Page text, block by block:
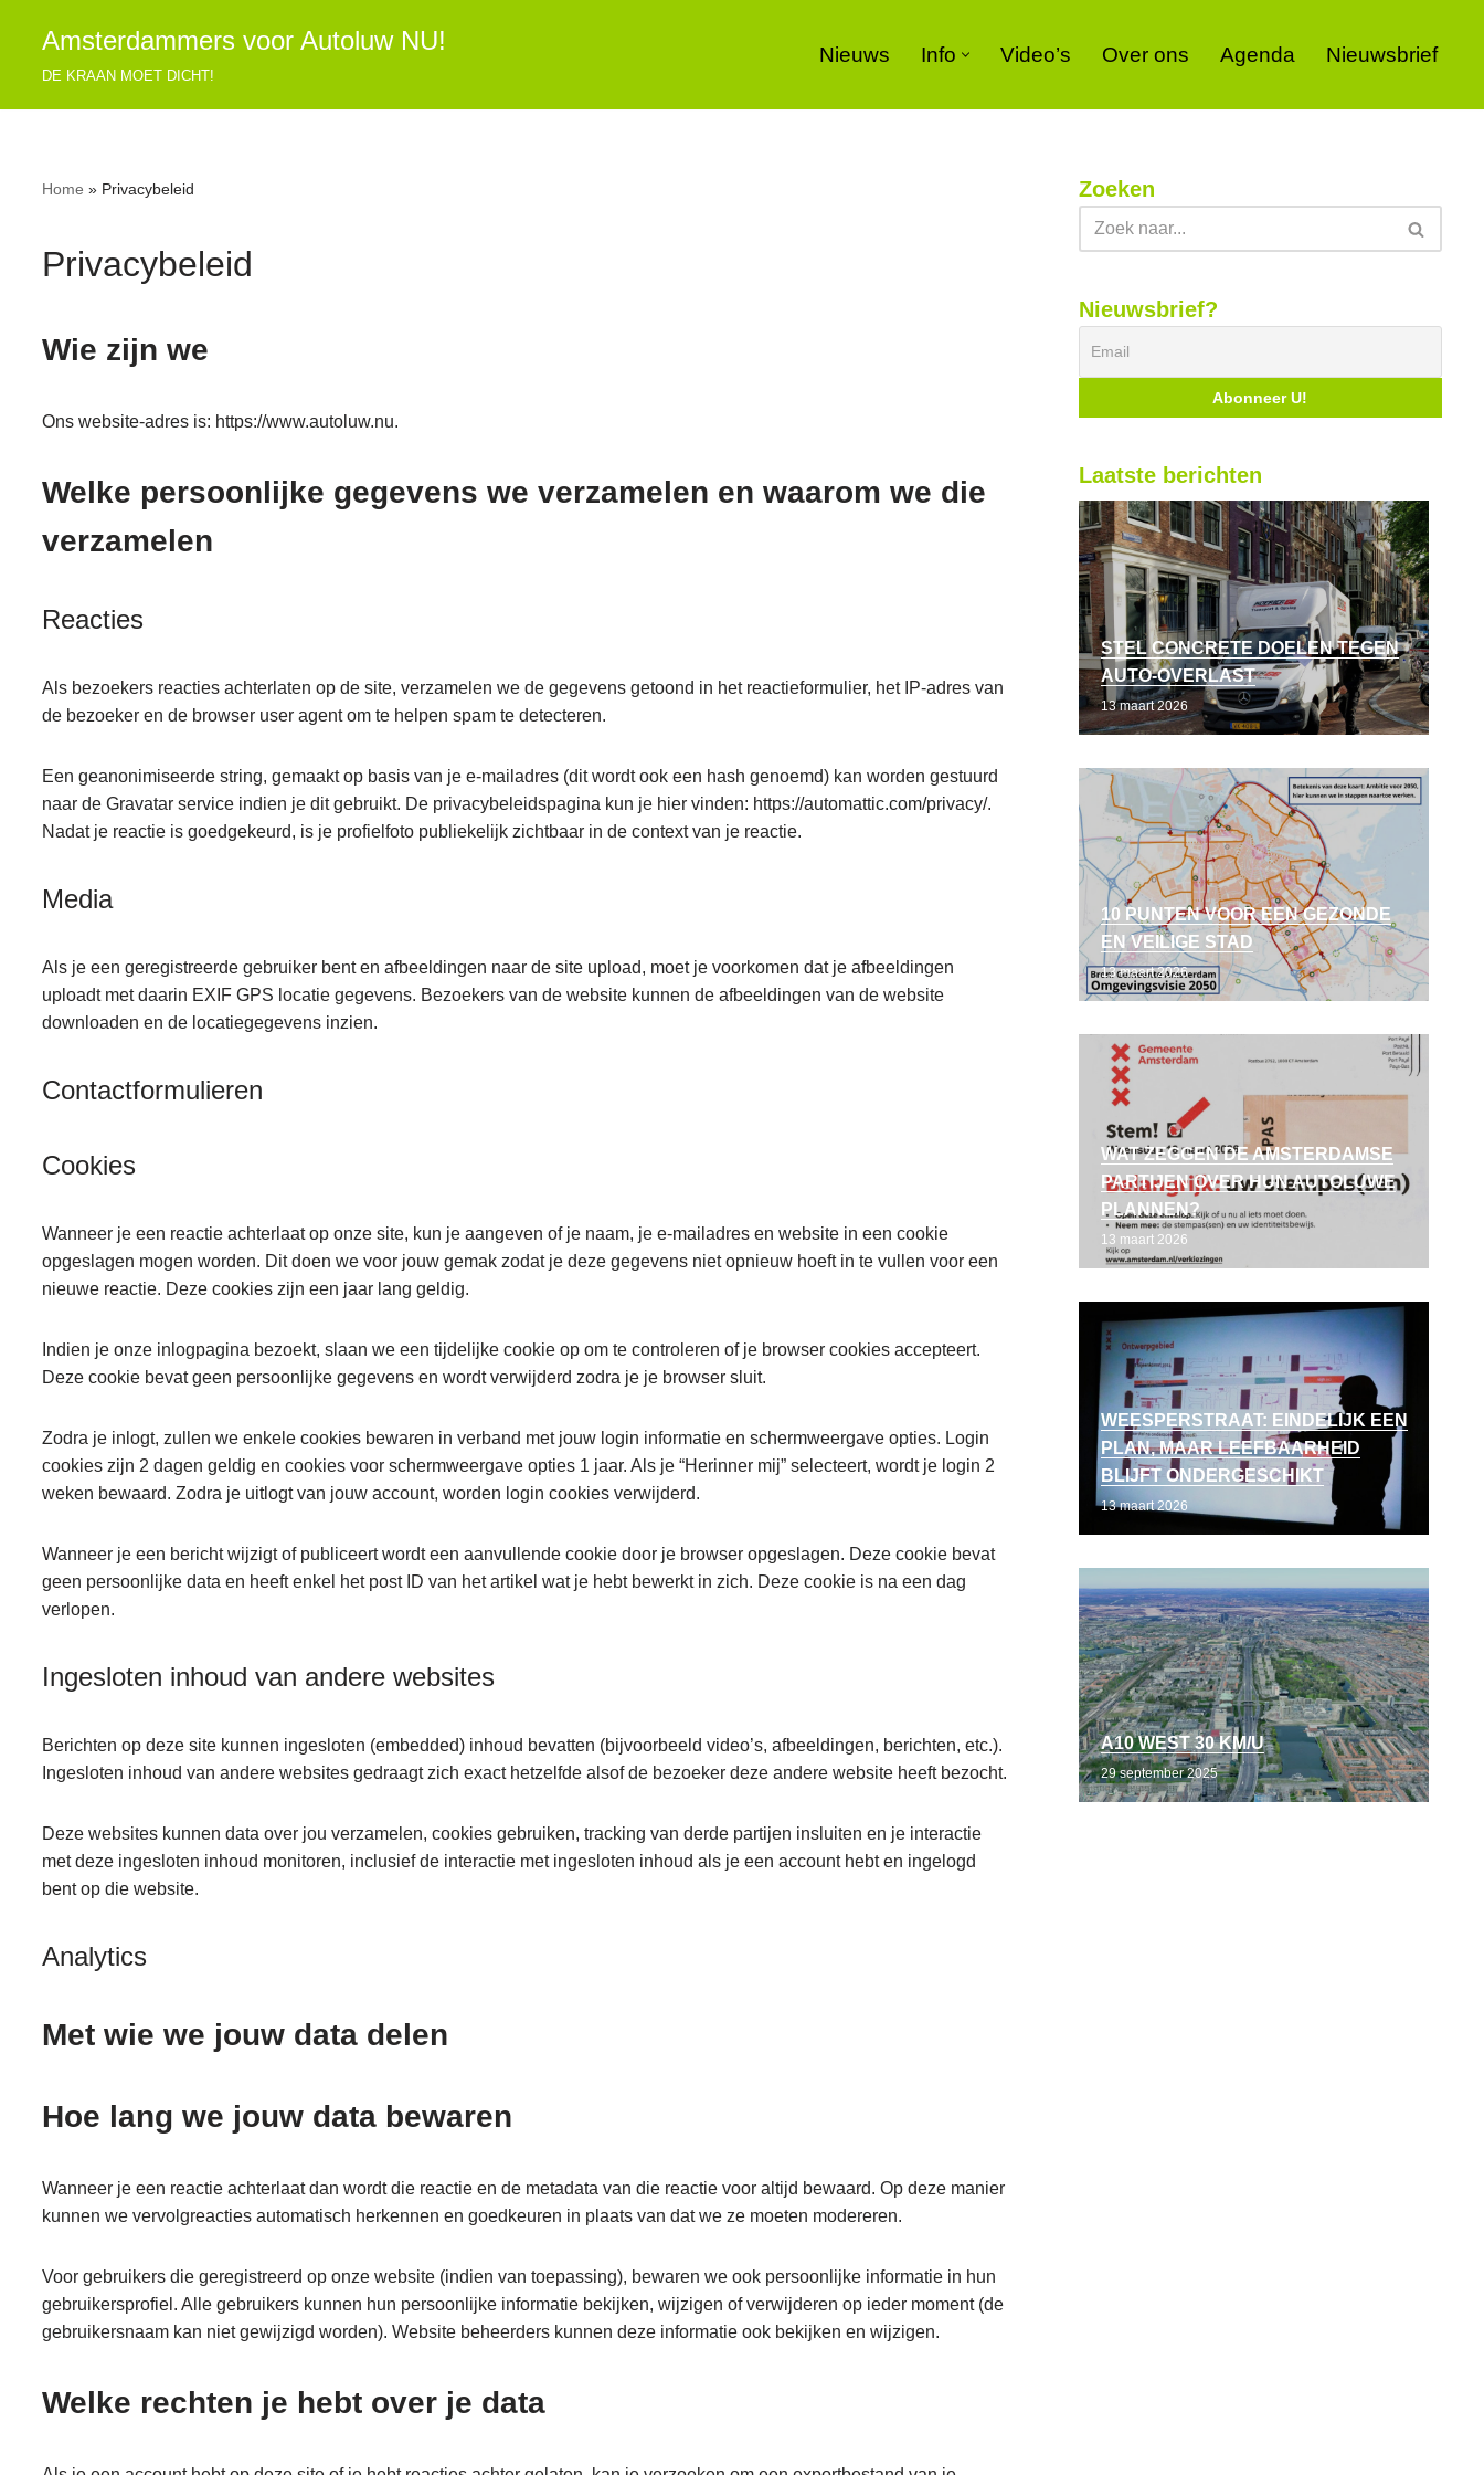
de
Amsterdammers voor Autoluw NU!
DE KRAAN MOET DICHT!
Nieuws Info Video’s Over ons Agenda Nieuwsbrief
Home » Privacybeleid
Privacybeleid
Wie zijn we
Ons website-adres is: https://www.autoluw.nu.
Welke persoonlijke gegevens we verzamelen en waarom we die
verzamelen
Reacties
Als bezoekers reacties achterlaten op de site, verzamelen we de gegevens getoond in het reactieformulier, het IP-adres van
de bezoeker en de browser user agent om te helpen spam te detecteren.
Een geanonimiseerde string, gemaakt op basis van je e-mailadres (dit wordt ook een hash genoemd) kan worden gestuurd
naar de Gravatar service indien je dit gebruikt. De privacybeleidspagina kun je hier vinden: https://automattic.com/privacy/.
Nadat je reactie is goedgekeurd, is je profielfoto publiekelijk zichtbaar in de context van je reactie.
Media
Als je een geregistreerde gebruiker bent en afbeeldingen naar de site upload, moet je voorkomen dat je afbeeldingen
uploadt met daarin EXIF GPS locatie gegevens. Bezoekers van de website kunnen de afbeeldingen van de website
downloaden en de locatiegegevens inzien.
Contactformulieren
Cookies
Wanneer je een reactie achterlaat op onze site, kun je aangeven of je naam, je e-mailadres en website in een cookie
opgeslagen mogen worden. Dit doen we voor jouw gemak zodat je deze gegevens niet opnieuw hoeft in te vullen voor een
nieuwe reactie. Deze cookies zijn een jaar lang geldig.
Indien je onze inlogpagina bezoekt, slaan we een tijdelijke cookie op om te controleren of je browser cookies accepteert.
Deze cookie bevat geen persoonlijke gegevens en wordt verwijderd zodra je je browser sluit.
Zodra je inlogt, zullen we enkele cookies bewaren in verband met jouw login informatie en schermweergave opties. Login
cookies zijn 2 dagen geldig en cookies voor schermweergave opties 1 jaar. Als je “Herinner mij” selecteert, wordt je login 2
weken bewaard. Zodra je uitlogt van jouw account, worden login cookies verwijderd.
Wanneer je een bericht wijzigt of publiceert wordt een aanvullende cookie door je browser opgeslagen. Deze cookie bevat
geen persoonlijke data en heeft enkel het post ID van het artikel wat je hebt bewerkt in zich. Deze cookie is na een dag
verlopen.
Ingesloten inhoud van andere websites
Berichten op deze site kunnen ingesloten (embedded) inhoud bevatten (bijvoorbeeld video’s, afbeeldingen, berichten, etc.).
Ingesloten inhoud van andere websites gedraagt zich exact hetzelfde alsof de bezoeker deze andere website heeft bezocht.
Deze websites kunnen data over jou verzamelen, cookies gebruiken, tracking van derde partijen insluiten en je interactie
met deze ingesloten inhoud monitoren, inclusief de interactie met ingesloten inhoud als je een account hebt en ingelogd
bent op die website.
Analytics
Met wie we jouw data delen
Hoe lang we jouw data bewaren
Wanneer je een reactie achterlaat dan wordt die reactie en de metadata van die reactie voor altijd bewaard. Op deze manier
kunnen we vervolgreacties automatisch herkennen en goedkeuren in plaats van dat we ze moeten modereren.
Voor gebruikers die geregistreerd op onze website (indien van toepassing), bewaren we ook persoonlijke informatie in hun
gebruikersprofiel. Alle gebruikers kunnen hun persoonlijke informatie bekijken, wijzigen of verwijderen op ieder moment (de
gebruikersnaam kan niet gewijzigd worden). Website beheerders kunnen deze informatie ook bekijken en wijzigen.
Welke rechten je hebt over je data
Zoeken
Nieuwsbrief?
Laatste berichten
STEL CONCRETE DOELEN TEGEN
AUTO-OVERLAST
13 maart 2026
10 PUNTEN VOOR EEN GEZONDE
EN VEILIGE STAD
13 maart 2026
WAT ZEGGEN DE AMSTERDAMSE
PARTIJEN OVER HUN AUTOLUWE
PLANNEN?
13 maart 2026
WEESPERSTRAAT: EINDELIJK EEN
PLAN, MAAR LEEFBAARHEID
BLIJFT ONDERGESCHIKT
13 maart 2026
A10 WEST 30 KM/U
29 september 2025